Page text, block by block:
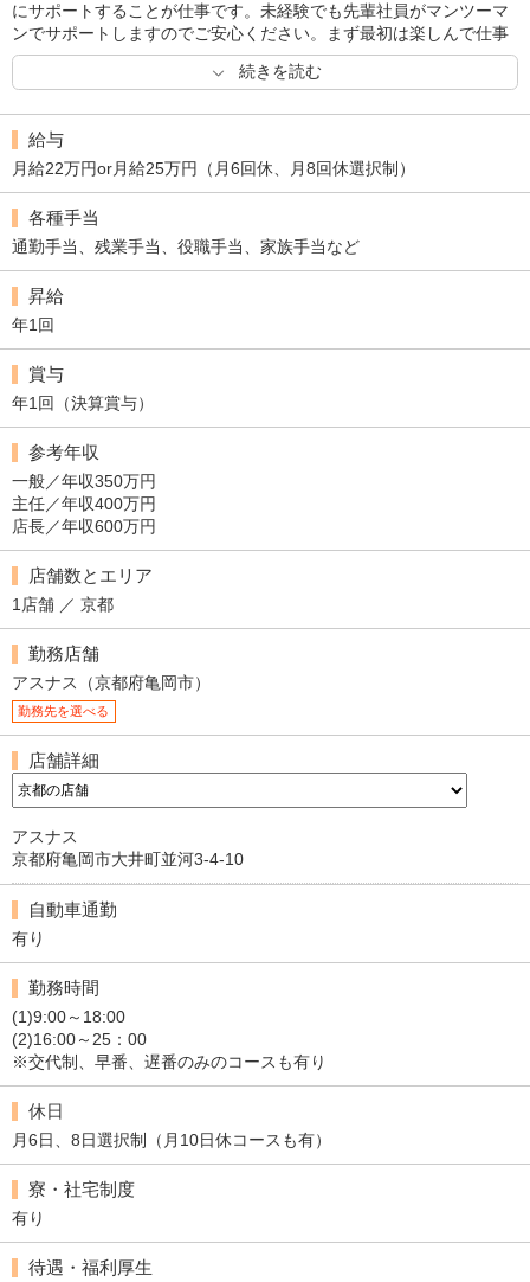
にサポートすることが仕事です。未経験でも先輩社員がマンツーマ
ンでサポートしますのでご安心ください。まず最初は楽しんで仕事
をすること！そこから始めてみてください。
続きを読む
給与
月給22万円or月給25万円（月6回休、月8回休選択制）
各種手当
通勤手当、残業手当、役職手当、家族手当など
昇給
年1回
賞与
年1回（決算賞与）
参考年収
一般／年収350万円
主任／年収400万円
店長／年収600万円
店舗数とエリア
1店舗 ／ 京都
勤務店舗
アスナス（京都府亀岡市）
勤務先を選べる
店舗詳細
アスナス
京都府亀岡市大井町並河3-4-10
自動車通勤
有り
勤務時間
(1)9:00～18:00
(2)16:00～25：00
※交代制、早番、遅番のみのコースも有り
休日
月6日、8日選択制（月10日休コースも有）
寮・社宅制度
有り
待遇・福利厚生